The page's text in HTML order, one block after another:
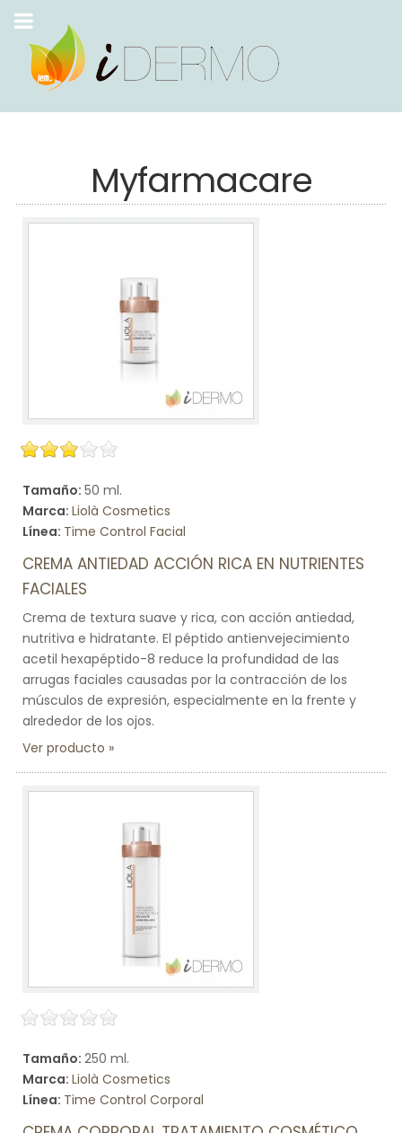
Myfarmacare
Tamaño: 50 ml.
Marca: Liolà Cosmetics
Línea: Time Control Facial
CREMA ANTIEDAD ACCIÓN RICA EN NUTRIENTES
FACIALES
Crema de textura suave y rica, con acción antiedad,
nutritiva e hidratante. El péptido antienvejecimiento
acetil hexapéptido-8 reduce la profundidad de las
arrugas faciales causadas por la contracción de los
músculos de expresión, especialmente en la frente y
alrededor de los ojos.
Ver producto
Tamaño: 250 ml.
Marca: Liolà Cosmetics
Línea: Time Control Corporal